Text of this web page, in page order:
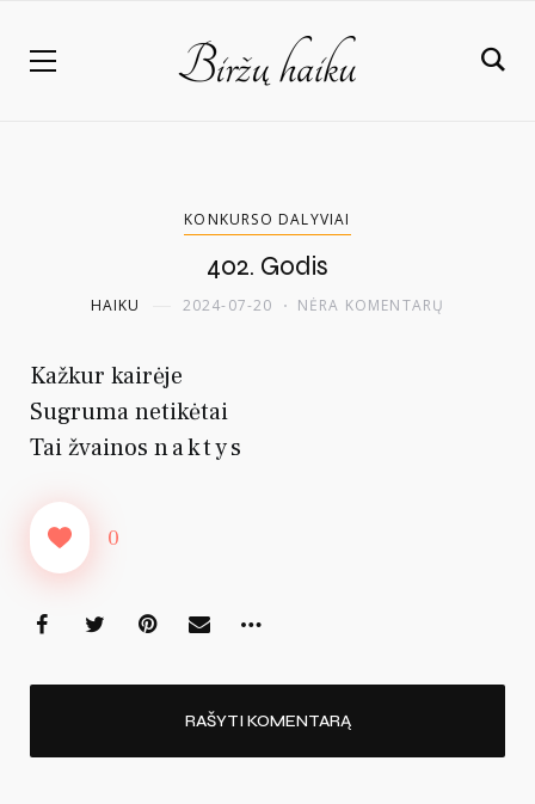
KONKURSO DALYVIAI
402. Godis
HAIKU 2024-07-20 NĖRA KOMENTARŲ
Kažkur kairėje
Sugruma netikėtai
Tai žvainos naktys
0
RAŠYTI KOMENTARĄ